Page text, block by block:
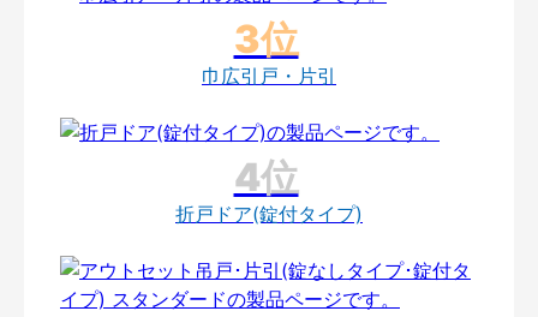
巾広引戸・片引
折戸ドア(錠付タイプ)